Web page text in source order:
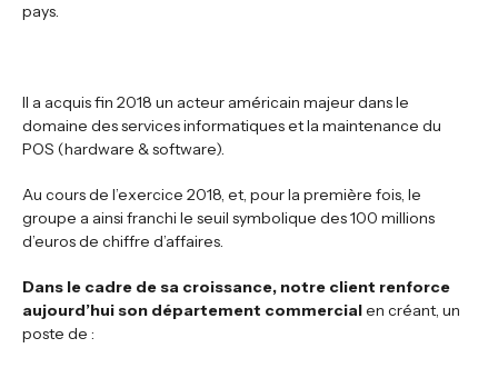
pays.
Il a acquis fin 2018 un acteur américain majeur dans le
domaine des services informatiques et la maintenance du
POS (hardware & software).
Au cours de l’exercice 2018, et, pour la première fois, le
groupe a ainsi franchi le seuil symbolique des 100 millions
d’euros de chiffre d’affaires.
Dans le cadre de sa croissance, notre client renforce
aujourd’hui son département commercialen créant, un
poste de :